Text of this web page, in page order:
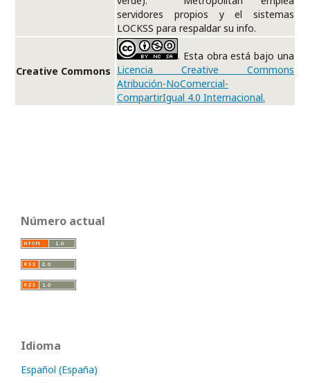
servidores propios y el sistemas
LOCKSS para respaldar su info.
Creative Commons
. Esta obra está bajo una
Licencia Creative Commons
Atribución-NoComercial-
CompartirIgual 4.0 Internacional.
Número actual
Idioma
Español (España)